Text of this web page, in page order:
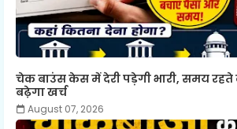
चेक बाउंस केस में देरी पड़ेगी भारी, समय
बढ़ेगा खर्च
August 07, 2026